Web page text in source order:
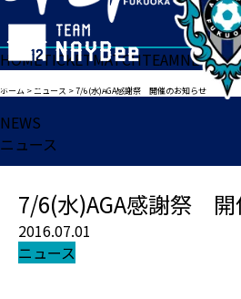
HOMETICKETMATCHTEAMNEWS
ホーム >ニュース >7/6(水)AGA感謝祭 開催のお知らせ
NEWS
ニュース
7/6(水)AGA感謝祭 開
2016.07.01
ニュース